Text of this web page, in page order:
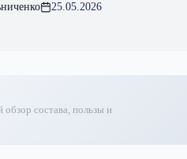
25.05.2026
состава, пользы и